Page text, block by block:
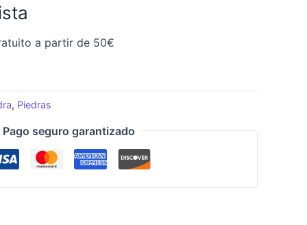
a partir de 50€
, Piedras
Pago seguro garantizado